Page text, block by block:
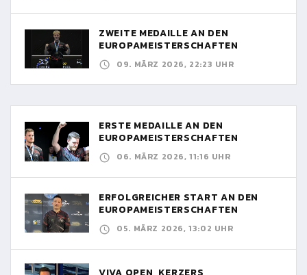
ZWEITE MEDAILLE AN DEN
EUROPAMEISTERSCHAFTEN
09. MÄRZ 2026, 22:23 UHR
ERSTE MEDAILLE AN DEN
EUROPAMEISTERSCHAFTEN
06. MÄRZ 2026, 11:16 UHR
ERFOLGREICHER START AN DEN
EUROPAMEISTERSCHAFTEN
05. MÄRZ 2026, 13:02 UHR